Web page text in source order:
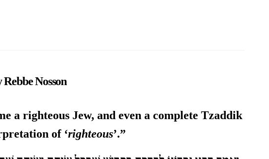
Nosson.
a righteous Jew, and even a complete Tzaddik
of ‘righteous’.”